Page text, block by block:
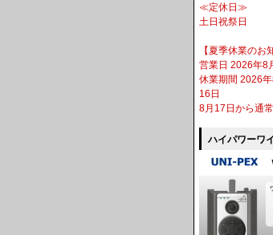
≪定休日≫
土日祝祭日
【夏季休業のお
営業日 2026年8
休業期間 2026
16日
8月17日から通
ハイパワーワ